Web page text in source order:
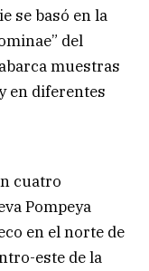
se basó en la
del
muestras
en diferentes
cuatro
Pompeya
en el norte de
este de la